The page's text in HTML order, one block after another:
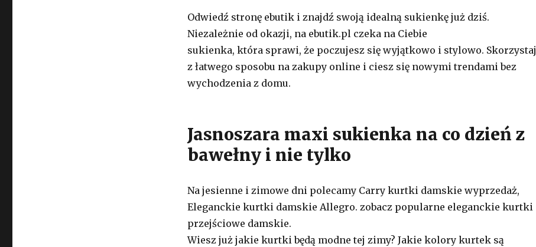
Odwiedź stronę ebutik i znajdź swoją idealną sukienkę już dziś.
Niezależnie od okazji, na ebutik.pl czeka na Ciebie
sukienka, która sprawi, że poczujesz się wyjątkowo i stylowo. Skorzystaj
z łatwego sposobu na zakupy online i ciesz się nowymi trendami bez
wychodzenia z domu.
Jasnoszara maxi sukienka na co dzień z
bawełny i nie tylko
Na jesienne i zimowe dni polecamy Carry kurtki damskie wyprzedaż,
Eleganckie kurtki damskie Allegro. zobacz popularne eleganckie kurtki
przejściowe damskie.
Wiesz już jakie kurtki będą modne tej zimy? Jakie kolory kurtek są